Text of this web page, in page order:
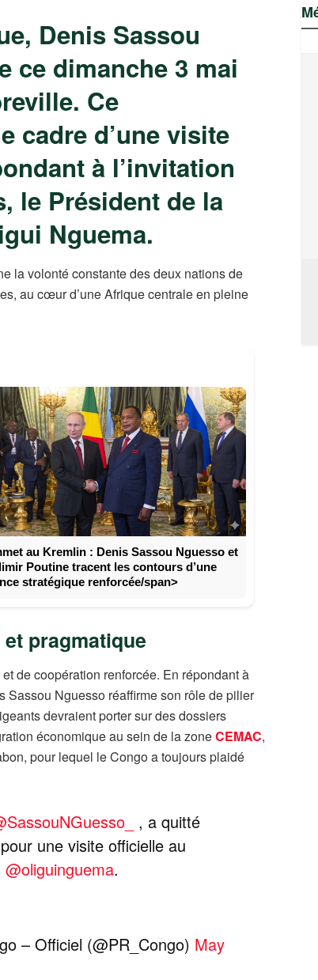
Denis Sassou
ce dimanche 3 mai
Ce
cadre d’une visite
à l’invitation
le Président de la
Nguema.
la volonté constante des deux nations de
au cœur d’une Afrique centrale en pleine
au Kremlin : Denis Sassou Nguesso et
Poutine tracent les contours d’une
stratégique renforcée/span>
pragmatique
de coopération renforcée. En répondant à
Sassou Nguesso réaffirme son rôle de pilier
devraient porter sur des dossiers
économique au sein de la zoneCEMAC,
pour lequel le Congo a toujours plaidé
, a quitté
une visite officielle au
@oliguinguema.
– Officiel (@PR_Congo) May